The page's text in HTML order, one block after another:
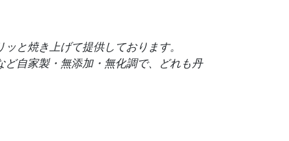
と焼き上げて提供しております。
自家製・無添加・無化調で、どれも丹